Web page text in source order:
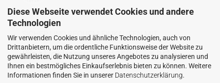
Diese Webseite verwendet Cookies und andere
Technologien
Wir verwenden Cookies und ähnliche Technologien, auch von
Drittanbietern, um die ordentliche Funktionsweise der Website zu
gewährleisten, die Nutzung unseres Angebotes zu analysieren und
Ihnen ein bestmögliches Einkaufserlebnis bieten zu können. Weitere
Informationen finden Sie in unserer Datenschutzerklärung.
SICHER UND BEQUEM EINKAUFEN MIT